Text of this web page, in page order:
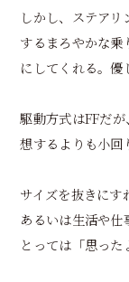
しかし、ステア
するまろやかな乗
にしてくれる。優
駆動方式はFFだ
想するよりも小回
サイズを抜きにす
あるいは生活や
とっては「思った